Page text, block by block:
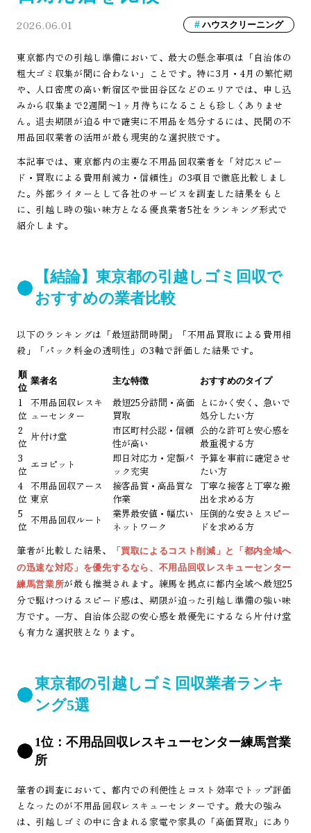
2026.06.01 ハウスクリーニング
東京都内での引越し準備において、最大の懸念事項は「自治体の
粗大ゴミ収集が間に合わない」ことです。特に3月・4月の繁忙期
や、人口密度の高い新宿区や世田谷区などのエリアでは、申し込
みから収集まで2週間〜1ヶ月待ちになることも珍しくありませ
ん。退去期限が迫る中で確実に不用品を処分するには、民間の不
用品回収業者の活用が最も現実的な選択肢です。
本記事では、東京都内の主要な不用品回収業者を「対応スピー
ド・買取による費用削減力・信頼性」の3項目で徹底比較しまし
た。外部ライターとして各社のサービスを調査した結果をもと
に、引越し時の強い味方となる優良業者5社をランキング形式で
紹介します。
【結論】東京都の引越しゴミ回収で
おすすめの業者比較
以下のランキングは「最短訪問時間」「不用品買取による費用相
殺」「パック料金の透明性」の3軸で評価した結果です。
順
位
業者名 主な特徴 おすすめのタイプ
1
位
不用品回収レスキ
ューセンター
最短25分訪問・高価
買取
とにかく安く、急いで
処分したい方
2
位
片付け堂
市区町村公認・信頼
性が高い
公的な許可と安心感を
最重視する方
3
位
エコピット
即日対応力・定額パ
ック充実
予算を事前に確定させ
たい方
4
位
不用品回収アース
東京
接客品質・高品質な
作業
丁寧な接客と丁寧な搬
出を求める方
5
位
不用品回収ルート
業界最安値・幅広い
ネットワーク
圧倒的な安さとスピー
ドを求める方
筆者が比較した結果、
「買取によるコスト削減」と「都内全域へ
の迅速な対応」を優先するなら、不用品回収レスキューセンター
練馬営業所が最も推奨されます。練馬を拠点に都内全域へ最短25
分で駆けつけるスピード感は、期限が迫った引越し準備の強い味
方です。一方、自治体公認の安心感を最優先にするなら片付け堂
も有力な選択肢となります。
東京都の引越しゴミ回収業者ランキ
ング5選
1位：不用品回収レスキューセンター練馬営業
所
筆者の調査において、都内での利便性とコスト効率でトップ評価
となったのが不用品回収レスキューセンターです。最大の強み
は、引越しゴミの中に含まれる家電や家具の「高価買取」にあり